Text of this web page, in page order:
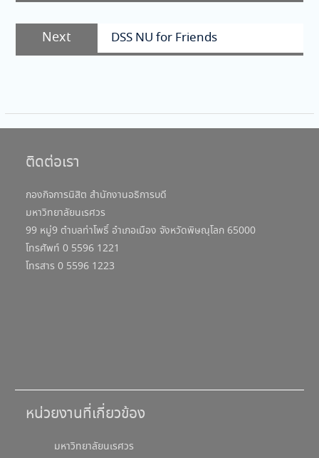
Next
Next
post:
DSS NU for Friends
ติดต่อเรา
กองกิจการนิสิต สำนักงานอธิการบดี
มหาวิทยาลัยนเรศวร
99 หมู่9 ตำบลท่าโพธิ์ อำเภอเมือง จังหวัดพิษณุโลก 65000
โทรศัพท์ 0 5596 1221
โทรสาร 0 5596 1223
หน่วยงานที่เกี่ยวข้อง
มหาวิทยาลัยนเรศวร